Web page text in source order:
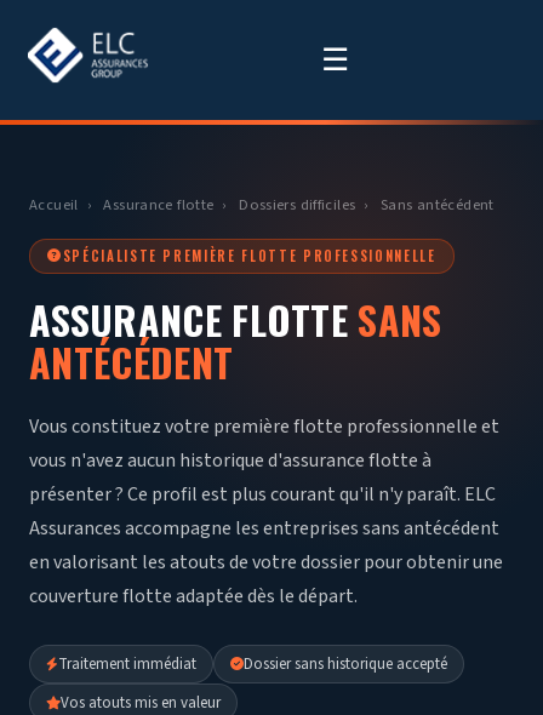
☰
Accueil › Assurance flotte › Dossiers difficiles › Sans antécédent
SPÉCIALISTE PREMIÈRE FLOTTE PROFESSIONNELLE
ASSURANCE FLOTTESANS
ANTÉCÉDENT
Vous constituez votre première flotte professionnelle et
vous n'avez aucun historique d'assurance flotte à
présenter ? Ce profil est plus courant qu'il n'y paraît. ELC
Assurances accompagne les entreprises sans antécédent
en valorisant les atouts de votre dossier pour obtenir une
couverture flotte adaptée dès le départ.
Traitement immédiat
Dossier sans historique accepté
Vos atouts mis en valeur